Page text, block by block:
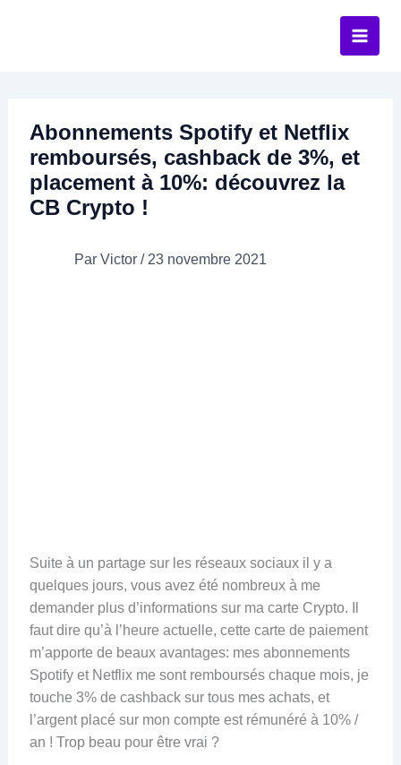
Abonnements Spotify et Netflix
remboursés, cashback de 3%, et
placement à 10%: découvrez la
CB Crypto !
Par Victor / 23 novembre 2021
Suite à un partage sur les réseaux sociaux il y a
quelques jours, vous avez été nombreux à me
demander plus d’informations sur ma carte Crypto. Il
faut dire qu’à l’heure actuelle, cette carte de paiement
m’apporte de beaux avantages: mes abonnements
Spotify et Netflix me sont remboursés chaque mois, je
touche 3% de cashback sur tous mes achats, et
l’argent placé sur mon compte est rémunéré à 10% /
an ! Trop beau pour être vrai ?